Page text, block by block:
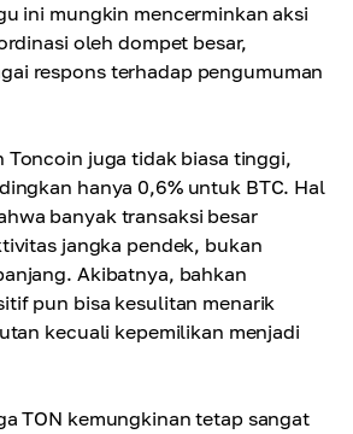
ini mungkin mencerminkan aksi
oleh dompet besar,
respons terhadap pengumuman
Toncoin juga tidak biasa tinggi,
hanya 0,6% untuk BTC. Hal
banyak transaksi besar
jangka pendek, bukan
Akibatnya, bahkan
pun bisa kesulitan menarik
kecuali kepemilikan menjadi
TON kemungkinan tetap sangat